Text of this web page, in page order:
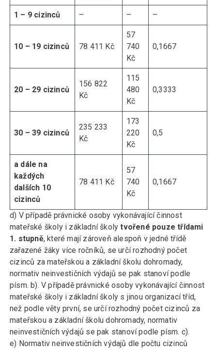
1 – 9 cizinců – – –
10 – 19 cizinců 78 411 Kč
57
740
Kč
0,1667
20 – 29 cizinců
156 822
Kč
115
480
Kč
0,3333
30 – 39 cizinců
235 233
Kč
173
220
Kč
0,5
a dále na
každých
dalších 10
cizinců
78 411 Kč
57
740
Kč
0,1667
d) V případě právnické osoby vykonávající činnost
mateřské školy i základní školytvořené pouze třídami
1. stupně, které mají zároveň alespoň v jedné třídě
zařazené žáky více ročníků, se určí rozhodný počet
cizinců za mateřskou a základní školu dohromady,
normativ neinvestičních výdajů se pak stanoví podle
písm. b). V případě právnické osoby vykonávající činnost
mateřské školy i základní školy s jinou organizací tříd,
než podle věty první, se určí rozhodný počet cizinců za
mateřskou a základní školu dohromady, normativ
neinvestičních výdajů se pak stanoví podle písm. c).
e) Normativ neinvestičních výdajů dle počtu cizinců